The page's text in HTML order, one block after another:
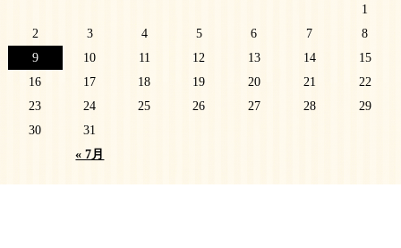
« 7月
1
2
3 4 5 6 7
8
9
10 11 12 13 14
15
16
17 18 19 20 21
22
23
24 25 26 27 28
29
30
31